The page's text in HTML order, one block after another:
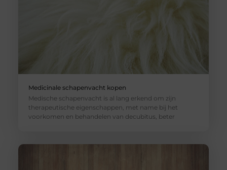
Medicinale schapenvacht kopen
Medische schapenvacht is al lang erkend om zijn
therapeutische eigenschappen, met name bij het
voorkomen en behandelen van decubitus, beter